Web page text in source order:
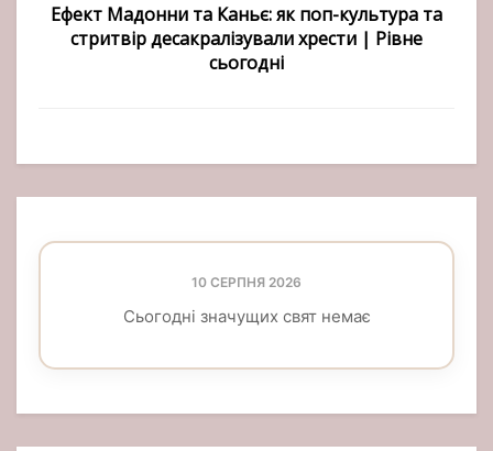
Ефект Мадонни та Каньє: як поп-культура та
стритвір десакралізували хрести | Рівне
сьогодні
10 СЕРПНЯ 2026
Сьогодні значущих свят немає